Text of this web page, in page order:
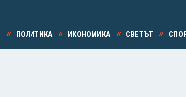
ПОЛИТИКА ИКОНОМИКА СВЕТЪТ